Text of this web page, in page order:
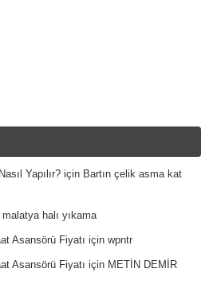
Yapılır? için Bartın çelik asma kat
malatya halı yıkama
Asansörü Fiyatı için wpntr
Asansörü Fiyatı için METİN DEMİR